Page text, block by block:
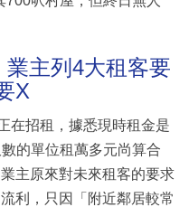
主列4大租客要
X
在招租，據悉現時租金是
的單位租萬多元尚算合
主原來對未來租客的要求
利，只因「附近鄰居較常